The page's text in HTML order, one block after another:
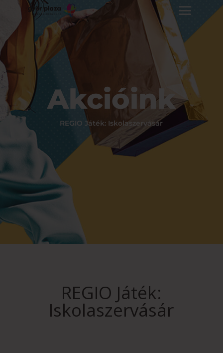
Akcióink
REGIO Játék: Iskolaszervásár
REGIO Játék:
Iskolaszervásár